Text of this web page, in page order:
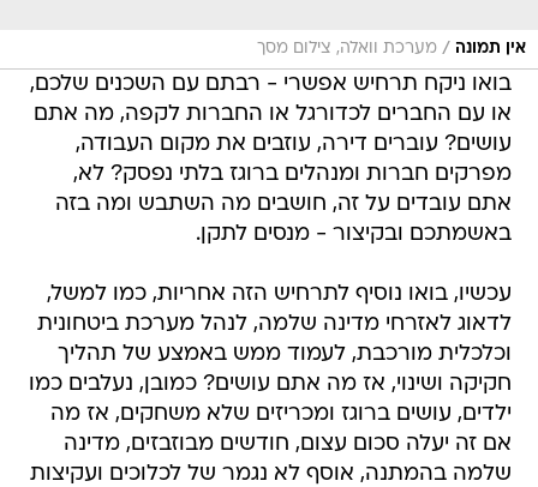
אין תמונה / מערכת וואלה, צילום מסך
בואו ניקח תרחיש אפשרי - רבתם עם השכנים שלכם,
או עם החברים לכדורגל או החברות לקפה, מה אתם
עושים? עוברים דירה, עוזבים את מקום העבודה,
מפרקים חברות ומנהלים ברוגז בלתי נפסק? לא,
אתם עובדים על זה, חושבים מה השתבש ומה בזה
באשמתכם ובקיצור - מנסים לתקן.
עכשיו, בואו נוסיף לתרחיש הזה אחריות, כמו למשל,
לדאוג לאזרחי מדינה שלמה, לנהל מערכת ביטחונית
וכלכלית מורכבת, לעמוד ממש באמצע של תהליך
חקיקה ושינוי, אז מה אתם עושים? כמובן, נעלבים כמו
ילדים, עושים ברוגז ומכריזים שלא משחקים, אז מה
אם זה יעלה סכום עצום, חודשים מבוזבזים, מדינה
שלמה בהמתנה, אוסף לא נגמר של לכלוכים ועקיצות